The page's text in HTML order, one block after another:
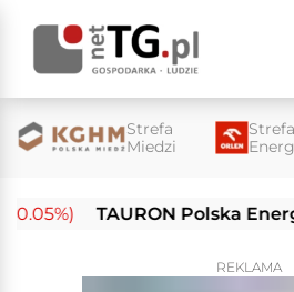
Strefa
Miedzi
Strefa
TAURON Polska
REKLAMA